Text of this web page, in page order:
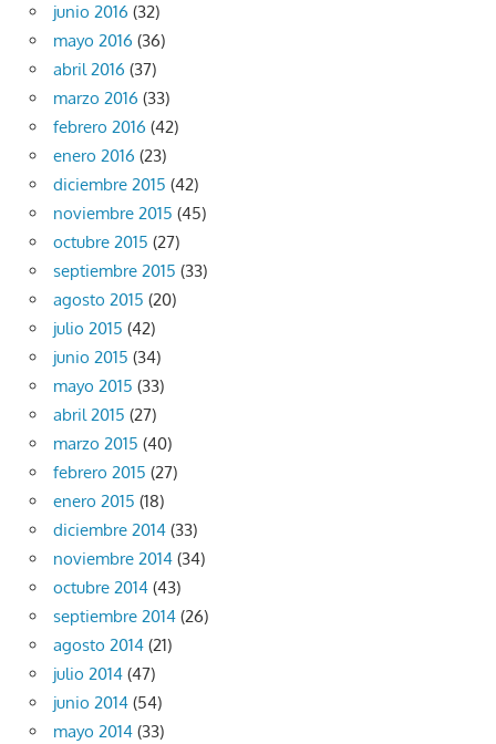
junio 2016 (32)
mayo 2016 (36)
abril 2016 (37)
marzo 2016 (33)
febrero 2016 (42)
enero 2016 (23)
diciembre 2015 (42)
noviembre 2015 (45)
octubre 2015 (27)
septiembre 2015 (33)
agosto 2015 (20)
julio 2015 (42)
junio 2015 (34)
mayo 2015 (33)
abril 2015 (27)
marzo 2015 (40)
febrero 2015 (27)
enero 2015 (18)
diciembre 2014 (33)
noviembre 2014 (34)
octubre 2014 (43)
septiembre 2014 (26)
agosto 2014 (21)
julio 2014 (47)
junio 2014 (54)
mayo 2014 (33)